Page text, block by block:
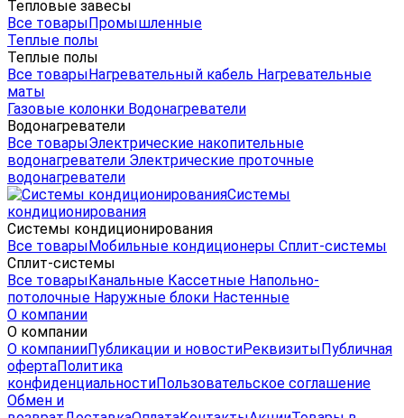
Тепловые завесы
Все товарыПромышленные
Теплые полы
Теплые полы
Все товарыНагревательный кабель Нагревательные
маты
Газовые колонки Водонагреватели
Водонагреватели
Все товарыЭлектрические накопительные
водонагреватели Электрические проточные
водонагреватели
Системы
кондиционирования
Системы кондиционирования
Все товарыМобильные кондиционеры Сплит-системы
Сплит-системы
Все товарыКанальные Кассетные Напольно-
потолочные Наружные блоки Настенные
О компании
О компании
О компанииПубликации и новостиРеквизитыПубличная
офертаПолитика
конфиденциальностиПользовательское соглашение
Обмен и